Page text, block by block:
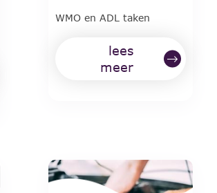
WMO en ADL taken
lees
meer